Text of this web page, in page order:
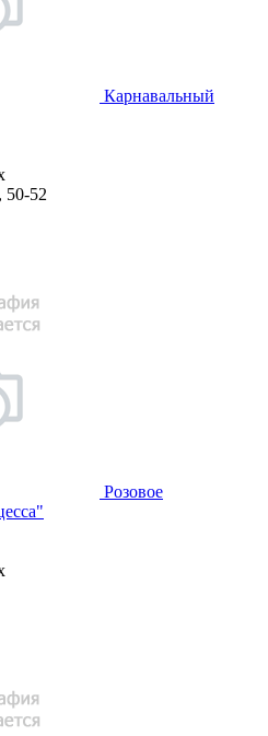
Карнавальный
, 50-52
Розовое